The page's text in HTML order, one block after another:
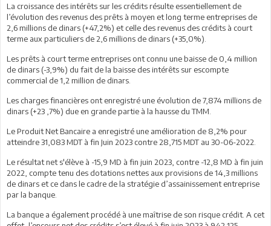
La croissance des intérêts sur les crédits résulte essentiellement de
l’évolution des revenus des prêts à moyen et long terme entreprises de
2,6 millions de dinars (+47,2%) et celle des revenus des crédits à court
terme aux particuliers de 2,6 millions de dinars (+35,0%).
Les prêts à court terme entreprises ont connu une baisse de 0,4 million
de dinars (-3,9%) du fait de la baisse des intérêts sur escompte
commercial de 1,2 million de dinars.
Les charges financières ont enregistré une évolution de 7,874 millions de
dinars (+23 ,7%) due en grande partie à la hausse du TMM.
Le Produit Net Bancaire a enregistré une amélioration de 8,2% pour
atteindre 31,083 MDT à fin Juin 2023 contre 28,715 MDT au 30-06-2022.
Le résultat net s'élève à -15,9 MD à fin juin 2023, contre -12,8 MD à fin juin
2022, compte tenu des dotations nettes aux provisions de 14,3 millions
de dinars et ce dans le cadre de la stratégie d’assainissement entreprise
par la banque.
La banque a également procédé à une maîtrise de son risque crédit. A cet